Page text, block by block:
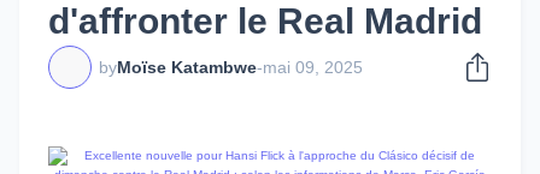
d'affronter le Real Madrid
byMoïse Katambwe-mai 09, 2025